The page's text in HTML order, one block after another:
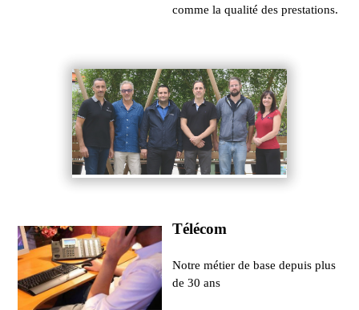
comme la qualité des prestations.
Télécom
Notre métier de base depuis plus
de 30 ans